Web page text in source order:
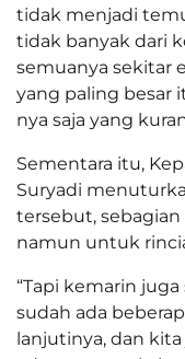
tidak menjadi
tidak banyak dari
semuanya sekitar
yang paling besar
nya saja yang
Sementara itu,
Suryadi
tersebut,
namun untuk
“Tapi kemarin
sudah ada
lanjutinya, dan